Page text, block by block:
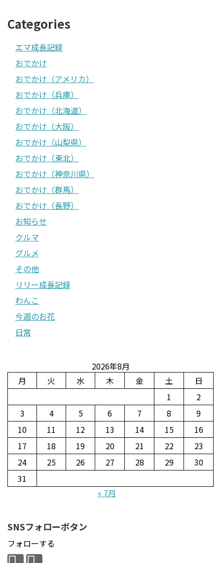
Categories
エマ成長記録
おでかけ
おでかけ（アメリカ）
おでかけ（兵庫）
おでかけ（北海道）
おでかけ（大阪）
おでかけ（山梨県）
おでかけ（東北）
おでかけ（神奈川県）
おでかけ（群馬）
おでかけ（長野）
お知らせ
クルマ
グルメ
その他
リリー成長記録
わんこ
今週のお花
日常
2026年8月
月
火 水 木 金 土
日
1
2
3
4 5 6 7 8
9
10
11 12 13 14 15
16
17
18 19 20 21 22
23
24
25 26 27 28 29
30
31
« 7月
SNSフォローボタン
フォローする